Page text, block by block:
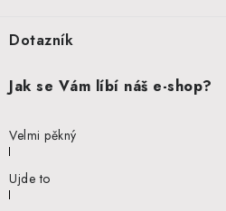
Dotazník
Jak se Vám líbí náš e-shop?
Velmi pěkný
Ujde to